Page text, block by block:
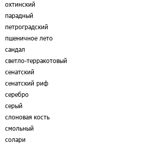
охтинский
парадный
петроградский
пшеничное лето
сандал
светло-терракотовый
сенатский
сенатский риф
серебро
серый
слоновая кость
смольный
солари